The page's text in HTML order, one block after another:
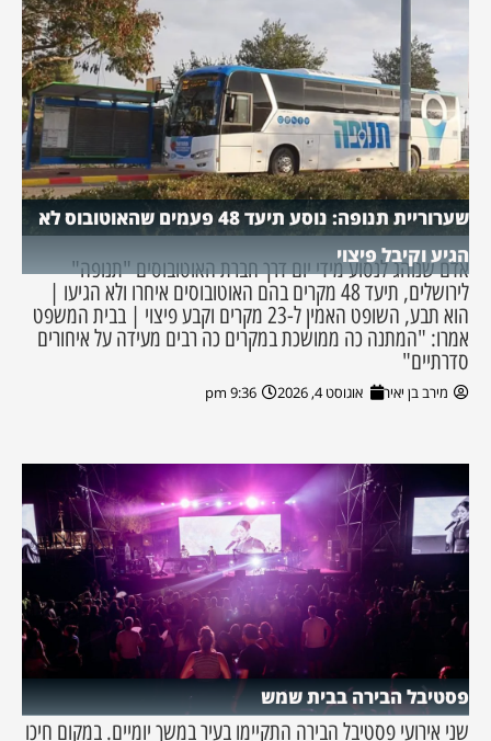
שערוריית תנופה: נוסע תיעד 48 פעמים שהאוטובוס לא
הגיע וקיבל פיצוי
אדם שנוהג לנסוע מידי יום דרך חברת האוטובוסים "תנופה"
לירושלים, תיעד 48 מקרים בהם האוטובוסים איחרו ולא הגיעו |
הוא תבע, השופט האמין ל-23 מקרים וקבע פיצוי | בבית המשפט
אמרו: "המתנה כה ממושכת במקרים כה רבים מעידה על איחורים
סדרתיים"
מירב בן יאיר אוגוסט 4, 2026 9:36 pm
פסטיבל הבירה בבית שמש
שני אירועי פסטיבל הבירה התקיימו בעיר במשך יומיים. במקום חיכו